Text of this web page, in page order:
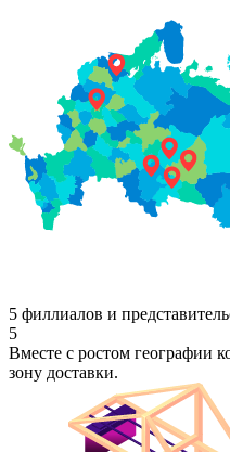
5 филлиалов и
5
Вместе с ростом географии
зону доставки.